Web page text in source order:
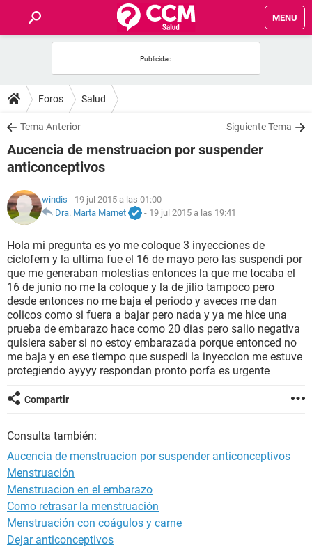
MENU
FOROS
SALUD
FAMILIA
NUTRICIÓN
SEXUALIDAD
GLOSARIO
Foros Salud
Tema Anterior Siguiente Tema
Aucencia de menstruacion por suspender
anticonceptivos
windis - 19 jul 2015 a las 01:00
Dra. Marta Marnet
- 19 jul 2015 a las 19:41
Hola mi pregunta es yo me coloque 3 inyecciones de
ciclofem y la ultima fue el 16 de mayo pero las suspendi por
que me generaban molestias entonces la que me tocaba el
16 de junio no me la coloque y la de jilio tampoco pero
desde entonces no me baja el periodo y aveces me dan
colicos como si fuera a bajar pero nada y ya me hice una
prueba de embarazo hace como 20 dias pero salio negativa
quisiera saber si no estoy embarazada porque entonced no
me baja y en ese tiempo que suspedi la inyeccion me estuve
protegiendo ayyyy respondan pronto porfa es urgente
Compartir
Consulta también:
Aucencia de menstruacion por suspender anticonceptivos
Menstruación
Menstruacion en el embarazo
Como retrasar la menstruación
Menstruación con coágulos y carne
Dejar anticonceptivos